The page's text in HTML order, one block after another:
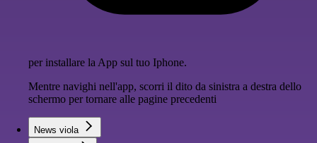
per installare la App sul tuo Iphone.
Mentre navighi nell'app, scorri il dito da sinistra a destra dello
schermo per tornare alle pagine precedenti
News viola